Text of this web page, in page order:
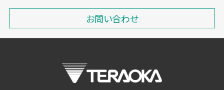
お問い合わせ